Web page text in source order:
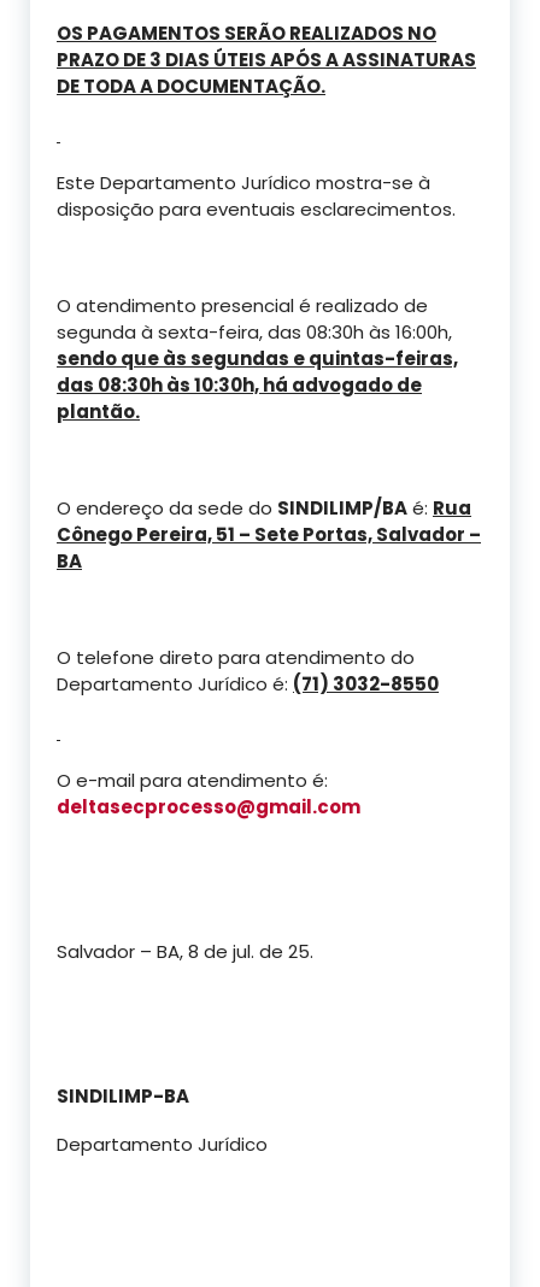
OS PAGAMENTOS SERÃO REALIZADOS NO
PRAZO DE 3 DIAS ÚTEIS APÓS A ASSINATURAS
DE TODA A DOCUMENTAÇÃO.
Este Departamento Jurídico mostra-se à
disposição para eventuais esclarecimentos.
O atendimento presencial é realizado de
segunda à sexta-feira, das 08:30h às 16:00h,
sendo que às segundas e quintas-feiras,
das 08:30h às 10:30h, há advogado de
plantão.
O endereço da sede do SINDILIMP/BAé: Rua
Cônego Pereira, 51 – Sete Portas, Salvador –
BA
O telefone direto para atendimento do
Departamento Jurídico é: (71) 3032-8550
O e-mail para atendimento é:
deltasecprocesso@gmail.com
Salvador – BA, 8 de jul. de 25.
SINDILIMP-BA
Departamento Jurídico